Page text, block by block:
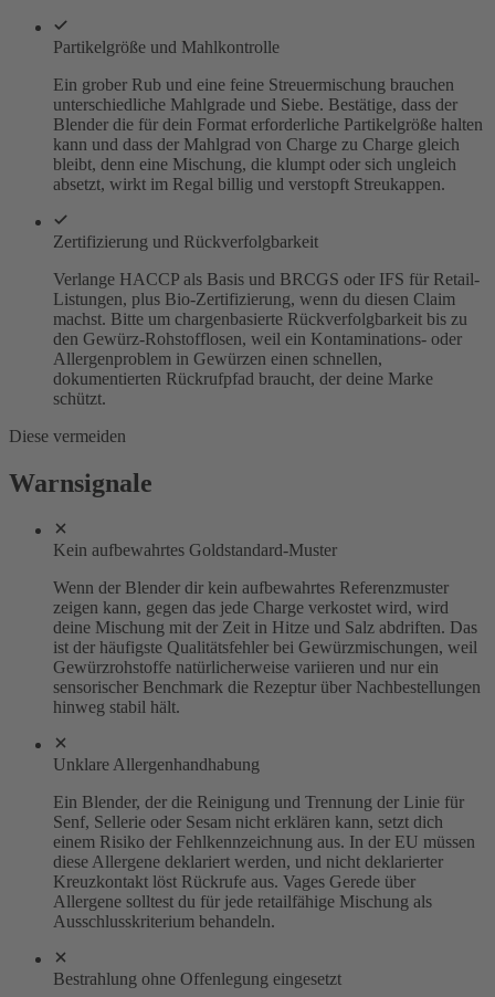
Partikelgröße und Mahlkontrolle
Ein grober Rub und eine feine Streuermischung brauchen
unterschiedliche Mahlgrade und Siebe. Bestätige, dass der
Blender die für dein Format erforderliche Partikelgröße halten
kann und dass der Mahlgrad von Charge zu Charge gleich
bleibt, denn eine Mischung, die klumpt oder sich ungleich
absetzt, wirkt im Regal billig und verstopft Streukappen.
Zertifizierung und Rückverfolgbarkeit
Verlange HACCP als Basis und BRCGS oder IFS für Retail-
Listungen, plus Bio-Zertifizierung, wenn du diesen Claim
machst. Bitte um chargenbasierte Rückverfolgbarkeit bis zu
den Gewürz-Rohstofflosen, weil ein Kontaminations- oder
Allergenproblem in Gewürzen einen schnellen,
dokumentierten Rückrufpfad braucht, der deine Marke
schützt.
Diese vermeiden
Warnsignale
Kein aufbewahrtes Goldstandard-Muster
Wenn der Blender dir kein aufbewahrtes Referenzmuster
zeigen kann, gegen das jede Charge verkostet wird, wird
deine Mischung mit der Zeit in Hitze und Salz abdriften. Das
ist der häufigste Qualitätsfehler bei Gewürzmischungen, weil
Gewürzrohstoffe natürlicherweise variieren und nur ein
sensorischer Benchmark die Rezeptur über Nachbestellungen
hinweg stabil hält.
Unklare Allergenhandhabung
Ein Blender, der die Reinigung und Trennung der Linie für
Senf, Sellerie oder Sesam nicht erklären kann, setzt dich
einem Risiko der Fehlkennzeichnung aus. In der EU müssen
diese Allergene deklariert werden, und nicht deklarierter
Kreuzkontakt löst Rückrufe aus. Vages Gerede über
Allergene solltest du für jede retailfähige Mischung als
Ausschlusskriterium behandeln.
Bestrahlung ohne Offenlegung eingesetzt